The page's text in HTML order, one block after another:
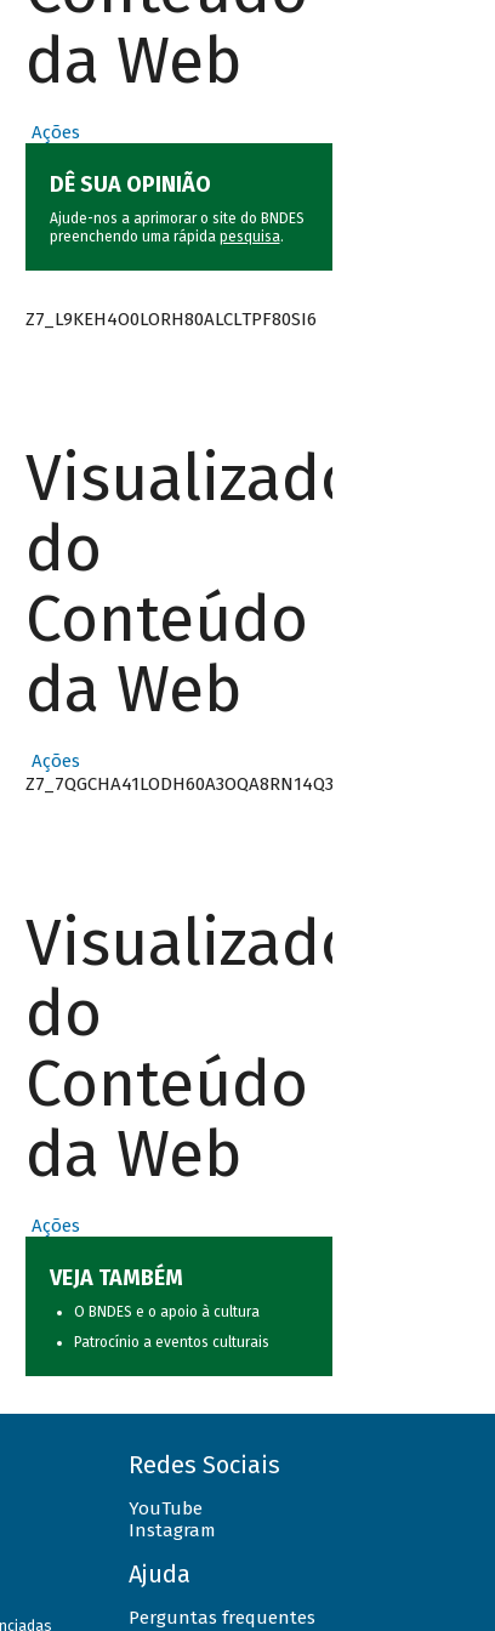
da Web
Ações
DÊ SUA OPINIÃO
Ajude-nos a aprimorar o site do BNDES
preenchendo uma rápida pesquisa.
Z7_L9KEH4O0LORH80ALCLTPF80SI6
Visualizador
do
Conteúdo
da Web
Ações
Z7_7QGCHA41LODH60A3OQA8RN14Q3
Visualizador
do
Conteúdo
da Web
Ações
VEJA TAMBÉM
O BNDES e o apoio à cultura
Patrocínio a eventos culturais
Redes Sociais
YouTube
Instagram
Ajuda
Perguntas frequentes